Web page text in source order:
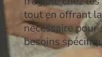
tout en offrant
nécessaire pour
besoins